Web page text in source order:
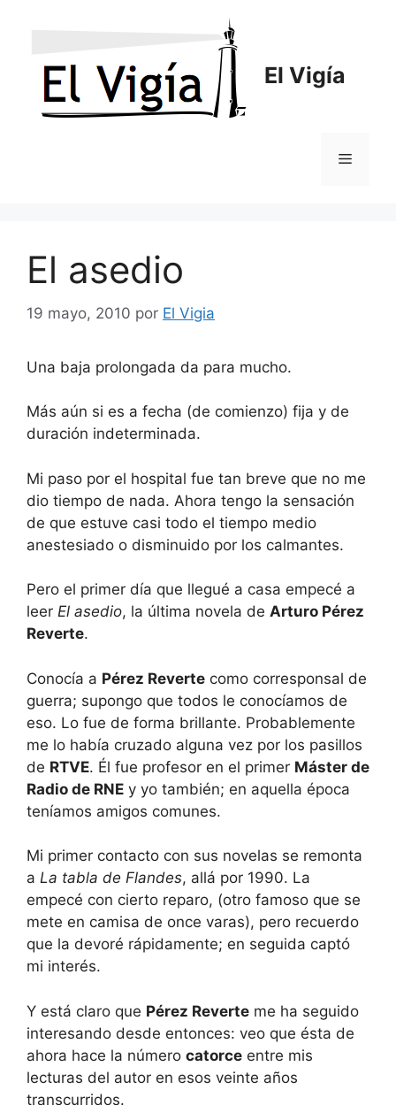
El Vigía
Menú
El asedio
19 mayo, 2010 por El Vigia
Una baja prolongada da para mucho.
Más aún si es a fecha (de comienzo) fija y de
duración indeterminada.
Mi paso por el hospital fue tan breve que no me
dio tiempo de nada. Ahora tengo la sensación
de que estuve casi todo el tiempo medio
anestesiado o disminuido por los calmantes.
Pero el primer día que llegué a casa empecé a
leer El asedio, la última novela de Arturo Pérez
Reverte.
Conocía a Pérez Reverte como corresponsal de
guerra; supongo que todos le conocíamos de
eso. Lo fue de forma brillante. Probablemente
me lo había cruzado alguna vez por los pasillos
de RTVE. Él fue profesor en el primer Máster de
Radio de RNE y yo también; en aquella época
teníamos amigos comunes.
Mi primer contacto con sus novelas se remonta
a La tabla de Flandes, allá por 1990. La
empecé con cierto reparo, (otro famoso que se
mete en camisa de once varas), pero recuerdo
que la devoré rápidamente; en seguida captó
mi interés.
Y está claro que Pérez Reverte me ha seguido
interesando desde entonces: veo que ésta de
ahora hace la número catorce entre mis
lecturas del autor en esos veinte años
transcurridos.